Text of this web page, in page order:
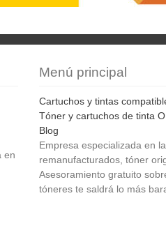
en
Menú principal
Cartuchos y tintas
Tóner y cartuchos de tinta
Blog
Empresa especializada en
remanufacturados, tóner
Asesoramiento gratuito
tóneres te saldrá lo más